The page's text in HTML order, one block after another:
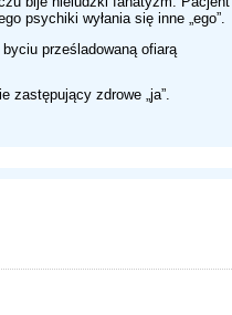
psychiki wyłania się inne „ego”.
prześladowaną ofiarą
zastępujący zdrowe „ja”.